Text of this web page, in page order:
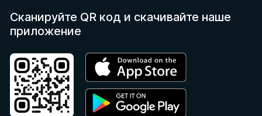
Сканируйте QR код и скачивайте наше
приложение